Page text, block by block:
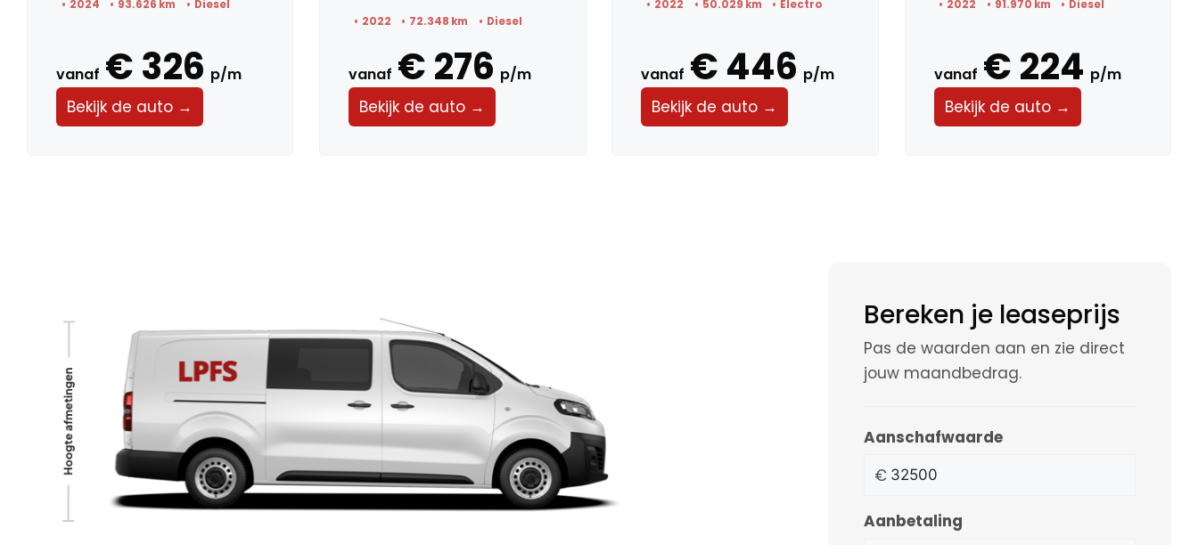
2024 93.626 km Diesel
vanaf € 326 p/m
Bekijk de auto →
2022 72.348 km Diesel
vanaf € 276 p/m
Bekijk de auto →
2022 50.029 km Electro
vanaf € 446 p/m
Bekijk de auto →
2022 91.970 km Diesel
vanaf € 224 p/m
Bekijk de auto →
Bereken je leaseprijs
Pas de waarden aan en zie direct
jouw maandbedrag.
Aanschafwaarde
€
Aanbetaling